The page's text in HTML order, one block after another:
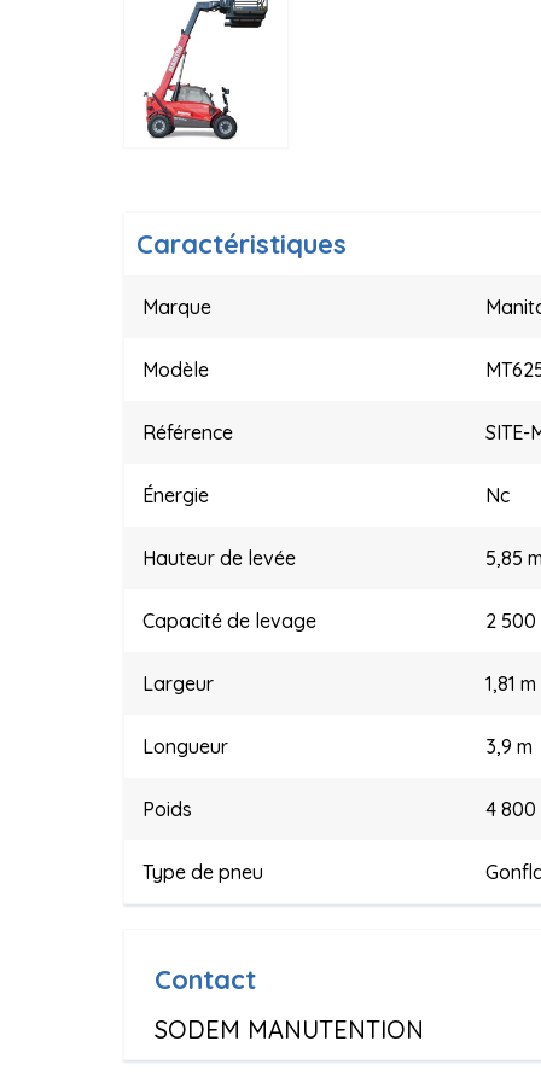
Caractéristiques
Marque
Modèle
Référence SITE-
Énergie Nc
Hauteur de levée 5,85 m
Capacité de levage 2 500
Largeur 1,81 m
Longueur 3,9 m
Poids 4 800
Type de pneu
Contact
SODEM MANUTENTION